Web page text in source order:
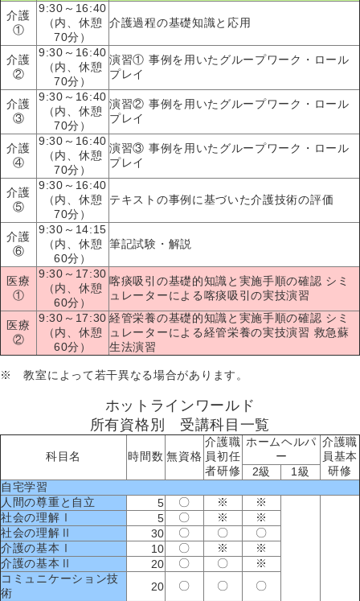
介護
①
9:30～16:40
（内、休憩
70分）
介護過程の基礎知識と応用
介護
②
9:30～16:40
（内、休憩
70分）
演習① 事例を用いたグループワーク・ロール
プレイ
介護
③
9:30～16:40
（内、休憩
70分）
演習② 事例を用いたグループワーク・ロール
プレイ
介護
④
9:30～16:40
（内、休憩
70分）
演習③ 事例を用いたグループワーク・ロール
プレイ
介護
⑤
9:30～16:40
（内、休憩
70分）
テキストの事例に基づいた介護技術の評価
介護
⑥
9:30～14:15
（内、休憩
60分）
筆記試験・解説
医療
①
9:30～17:30
（内、休憩
60分）
喀痰吸引の基礎的知識と実施手順の確認 シミ
ュレーターによる喀痰吸引の実技演習
医療
②
9:30～17:30
（内、休憩
60分）
経管栄養の基礎的知識と実施手順の確認 シミ
ュレーターによる経管栄養の実技演習 救急蘇
生法演習
※ 教室によって若干異なる場合があります。
ホットラインワールド
所有資格別 受講科目一覧
科目名 時間数 無資格
介護職
員初任
者研修
ホームヘルパ
ー
介護職
員基本
研修
2級
1級
自宅学習
人間の尊重と自立
5 〇 ※ ※
社会の理解Ⅰ 5 〇 ※
※
社会の理解Ⅱ
30 〇 〇
〇
介護の基本Ⅰ
10 〇 ※
※
介護の基本Ⅱ
20 〇 〇
※
コミュニケーション技
術
20 〇 〇
〇